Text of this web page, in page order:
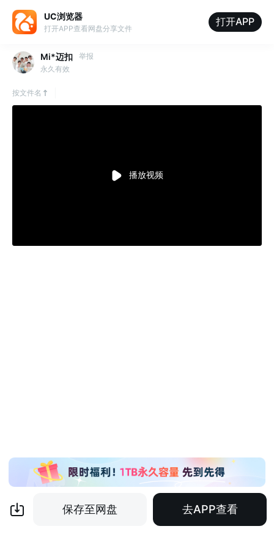
UC浏览器
打开APP查看网盘分享文件
打开APP
Mi*迈扣
举报
永久有效
按文件名
播放视频
保存至网盘 去APP查看